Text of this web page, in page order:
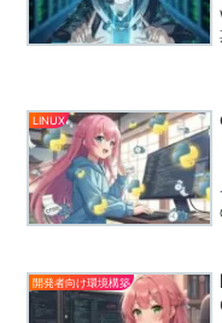
LINUX
開発者向け環境構築